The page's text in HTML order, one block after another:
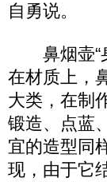
自勇说。
鼻烟壶“身
在材质上，
大类，在制
锻造、点蓝
宜的造型同
现，由于它